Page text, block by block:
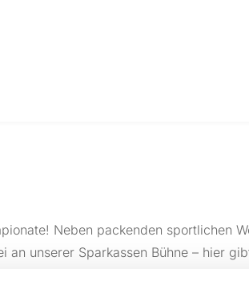
Neben packenden sportlichen
unserer Sparkassen Bühne – hier